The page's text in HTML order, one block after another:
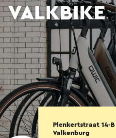
VALKBIKE
Plenkertstraat 14-B
Valkenburg